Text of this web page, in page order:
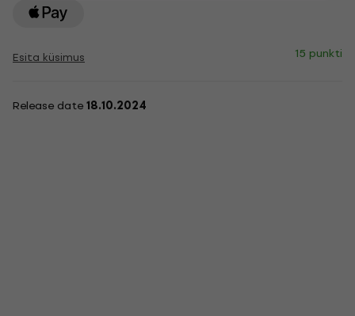
Esita küsimus 15 punkti
Release date18.10.2024